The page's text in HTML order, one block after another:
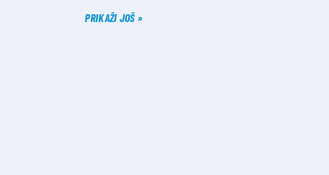
PRIKAŽI JOŠ